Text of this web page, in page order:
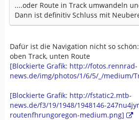
....oder Route in Track umwandeln
Dann ist definitiv Schluss mit
Dafür ist die Navigation nicht so schön:
oben Track, unten Route
[Blockierte Grafik: http://fotos.rennrad-
news.de/img/photos/1/6/5/_/medium/
[Blockierte Grafik: http://fstatic2.mtb-
news.de/f3/19/1948/1948146-
routenfhrungoregon-medium.png]